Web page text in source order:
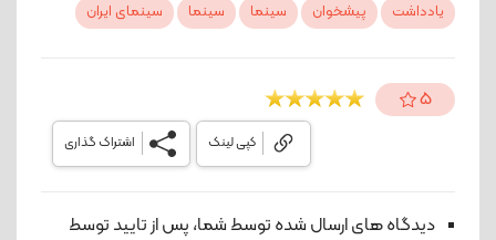
یادداشت پیشخوان سینما سینما سینمای ایران
5
اشتراک گذاری کپی لینک
دیدگاه های ارسال شده توسط شما، پس از تایید توسط